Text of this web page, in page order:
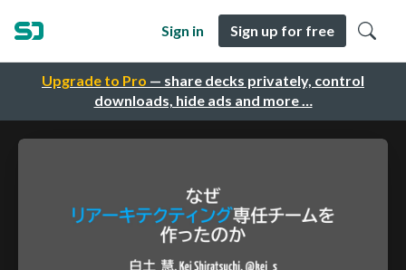
Upgrade to Pro — share decks privately, control
downloads, hide ads and more …
Sign in Sign up for free